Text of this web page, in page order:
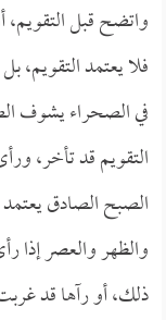
واتضح قبل
فلا يعتمد التقويم،
في الصحراء يشوف
التقويم قد تأخر،
الصبح الصادق يعتمد
والظهر والعصر إذا
ذلك، أو رآها قد